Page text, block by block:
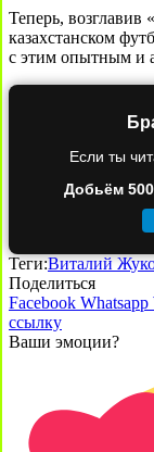
Теперь,
казахстанском
с этим опытным и
Если ты
Добьём
Теги:Виталий
Поделиться
Facebook Whatsapp
ссылку
Ваши эмоции?